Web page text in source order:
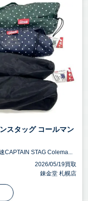
スタッグ コールマン
CAPTAIN STAG Colema...
2026/05/19買取
錬金堂 札幌店